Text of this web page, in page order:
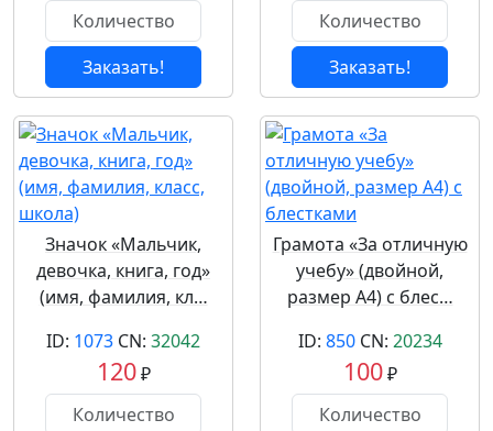
Заказать! Заказать!
Значок «Мальчик,
девочка, книга, год»
(имя, фамилия, кл…
ID: 1073 CN: 32042
120₽
Грамота «За отличную
учебу» (двойной,
размер А4) с блес…
ID: 850CN: 20234
100₽